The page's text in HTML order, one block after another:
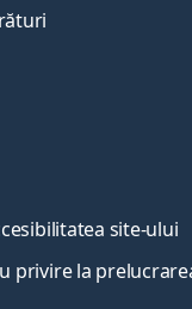
site-ului
privire la